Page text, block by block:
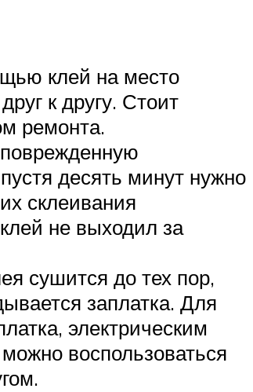
клей на место
к другу. Стоит
ремонта.
десять минут нужно
склеивания
не выходил за
сушится до тех пор,
заплатка. Для
электрическим
воспользоваться